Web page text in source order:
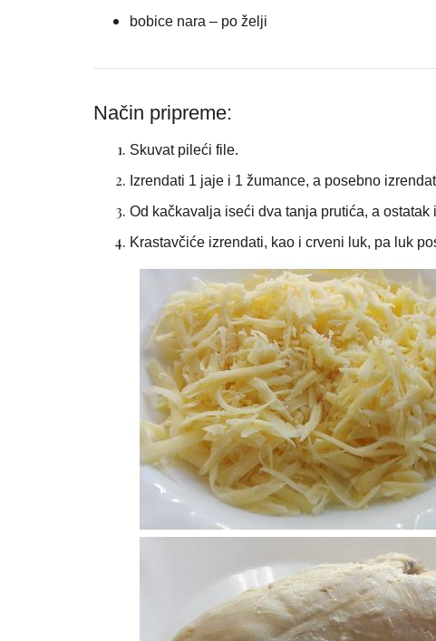
bobice nara – po želji
Način pripreme:
Skuvat pileći file.
Izrendati 1 jaje i 1 žumance, a posebno
Od kačkavalja iseći dva tanja prutića, a
Krastavčiće izrendati, kao i crveni luk, pa luk